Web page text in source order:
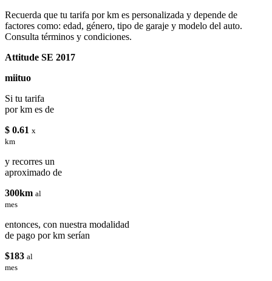
Recuerda que tu tarifa por km es personalizada y depende de
factores como: edad, género, tipo de garaje y modelo del auto.
Consulta términos y condiciones.
Attitude SE 2017
miituo
Si tu tarifa
por km es de
$ 0.61 x
km
y recorres un
aproximado de
300km al
mes
entonces, con nuestra modalidad
de pago por km serían
$183 al
mes